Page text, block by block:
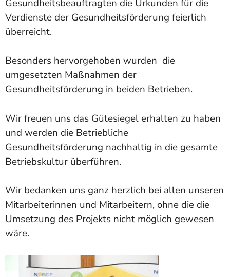
Gesundheitsbeauftragten die Urkunden für die
Verdienste der Gesundheitsförderung feierlich
überreicht.
Besonders hervorgehoben wurden die
umgesetzten Maßnahmen der
Gesundheitsförderung in beiden Betrieben.
Wir freuen uns das Gütesiegel erhalten zu haben
und werden die Betriebliche
Gesundheitsförderung nachhaltig in die gesamte
Betriebskultur überführen.
Wir bedanken uns ganz herzlich bei allen unseren
Mitarbeiterinnen und Mitarbeitern, ohne die die
Umsetzung des Projekts nicht möglich gewesen
wäre.